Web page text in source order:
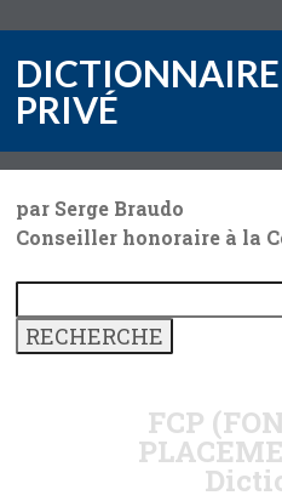
PRIVÉ
par Serge Braudo
Conseiller honoraire à la
FCP